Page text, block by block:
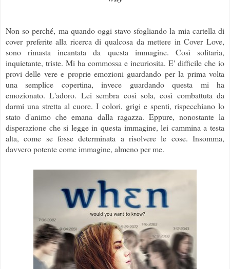
Non so perché, ma quando oggi stavo sfogliando la mia cartella di
cover preferite alla ricerca di qualcosa da mettere in Cover Love,
sono rimasta incantata da questa immagine. Così solitaria,
inquietante, triste. Mi ha commossa e incuriosita. E' difficile che io
provi delle vere e proprie emozioni guardando per la prima volta
una semplice copertina, invece guardando questa mi ha
emozionato. L'adoro. Lei sembra così sola, così combattuta da
darmi una stretta al cuore. I colori, grigi e spenti, rispecchiano lo
stato d'animo che emana dalla ragazza. Eppure, nonostante la
disperazione che si legge in questa immagine, lei cammina a testa
alta, come se fosse determinata a risolvere le cose. Insomma,
davvero potente come immagine, almeno per me.